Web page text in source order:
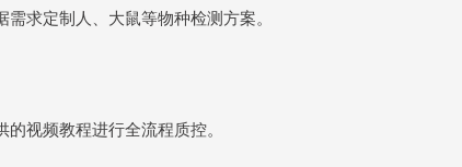
求定制人、大鼠等物种检测方案。
视频教程进行全流程质控。